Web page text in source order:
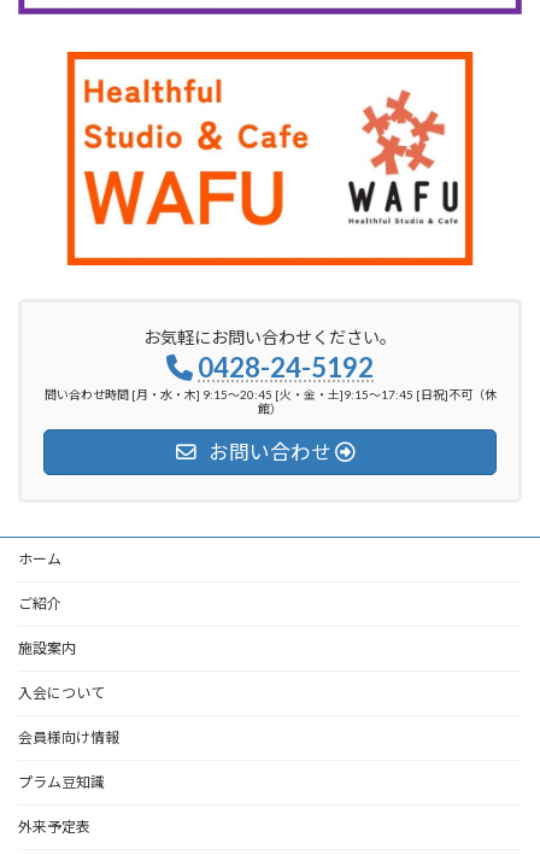
お気軽にお問い合わせください。
0428-24-5192
問い合わせ時間 [月・水・木] 9:15～20:45 [火・金・土]9:15～17:45 [日祝]不可（休
館）
お問い合わせ
ホーム
ご紹介
施設案内
入会について
会員様向け情報
プラム豆知識
外来予定表